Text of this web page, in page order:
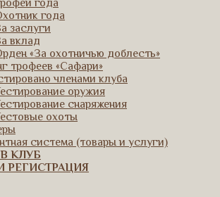
года
года
заслуги
вклад
«За охотничью доблесть»
трофеев «Сафари»
членами клуба
оружия
снаряжения
охоты
система (товары и услуги)
КЛУБ
РЕГИСТРАЦИЯ